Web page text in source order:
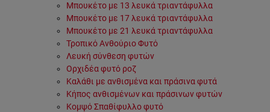
Μπουκέτο με 13 λευκά τριαντάφυλλα
Μπουκέτο με 17 λευκά τριαντάφυλλα
Μπουκέτο με 21 λευκά τριαντάφυλλα
Τροπικό Ανθούριο Φυτό
Λευκή σύνθεση φυτών
Ορχιδέα φυτό ροζ
Καλάθι με ανθισμένα και πράσινα φυτά
Κήπος ανθισμένων και πράσινων φυτών
Κομψό Σπαθίφυλλο φυτό